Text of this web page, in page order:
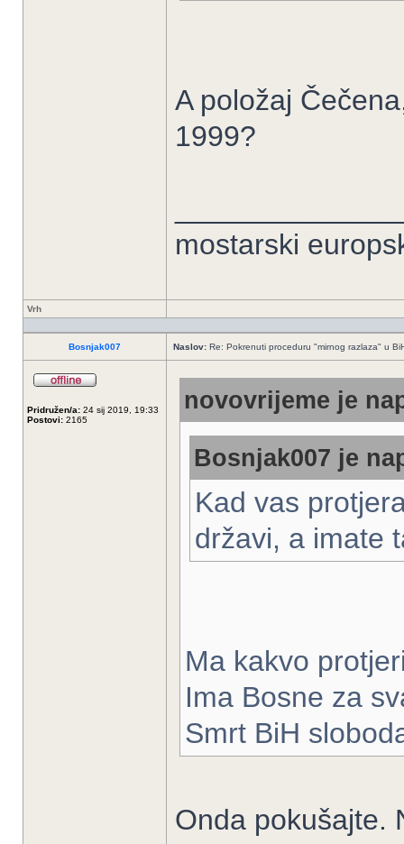
A položaj
1999?
mostarski
Vrh
Bosnjak007 Naslov: Re: Pokrenuti proceduru "mirnog razlaza" u
Pridružen/a: 24 sij 2019, 19:33
Postovi: 2165
novovrijeme je
Bosnjak007 je
Kad vas
državi, a imate
Ma kakvo
Ima Bosne za
Smrt BiH
Onda pokušajte.